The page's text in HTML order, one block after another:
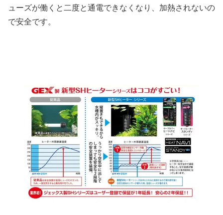
ューズが働くと二度と通電できなくなり、加熱されないの
で安全です。